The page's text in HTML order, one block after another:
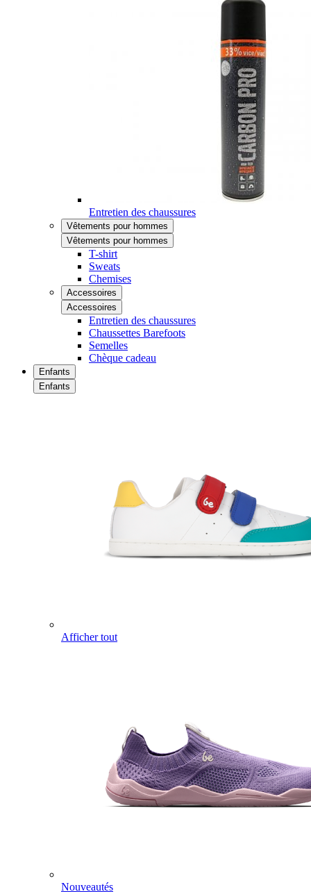
Entretien des chaussures
Vêtements pour hommes
Vêtements pour hommes
T-shirt
Sweats
Chemises
Accessoires
Accessoires
Entretien des chaussures
Chaussettes Barefoots
Semelles
Chèque cadeau
Enfants
Enfants
Afficher tout
Nouveautés